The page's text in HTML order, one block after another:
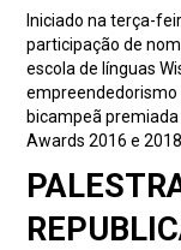
Iniciado na terça-
participação de
escola de línguas
empreendedorismo
bicampeã
Awards 2016 e 2018.